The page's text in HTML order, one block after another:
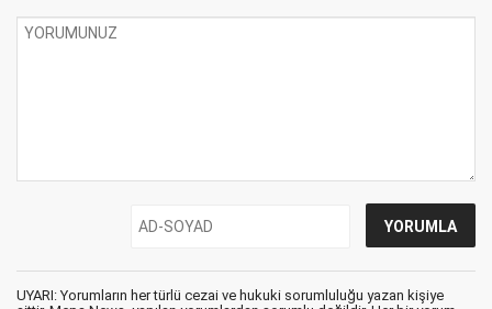
UYARI: Yorumların her türlü cezai ve hukuki sorumluluğu yazan kişiye